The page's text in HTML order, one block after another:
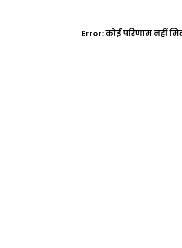
Error:कोई परिणाम नहीं